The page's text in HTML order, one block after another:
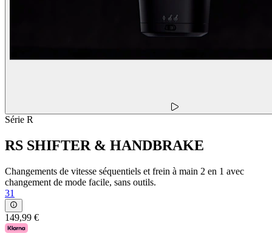
Série R
RS SHIFTER & HANDBRAKE
Changements de vitesse séquentiels et frein à main 2 en 1 avec
changement de mode facile, sans outils.
31
149,99 €